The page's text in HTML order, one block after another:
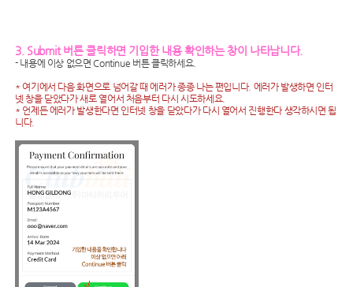
3. Submit 버튼 클릭하면 기입한 내용 확인하는 창이 나타납니다.
- 내용에 이상 없으면 Continue 버튼 클릭하세요.
* 여기에서 다음 화면으로 넘어갈 때 에러가 종종 나는 편입니다. 에러가 발생하면 인터
넷 창을 닫았다가 새로 열어서 처음부터 다시 시도하세요.
* 언제든 에러가 발생한다면 인터넷 창을 닫았다가 다시 열어서 진행한다 생각하시면 됩
니다.